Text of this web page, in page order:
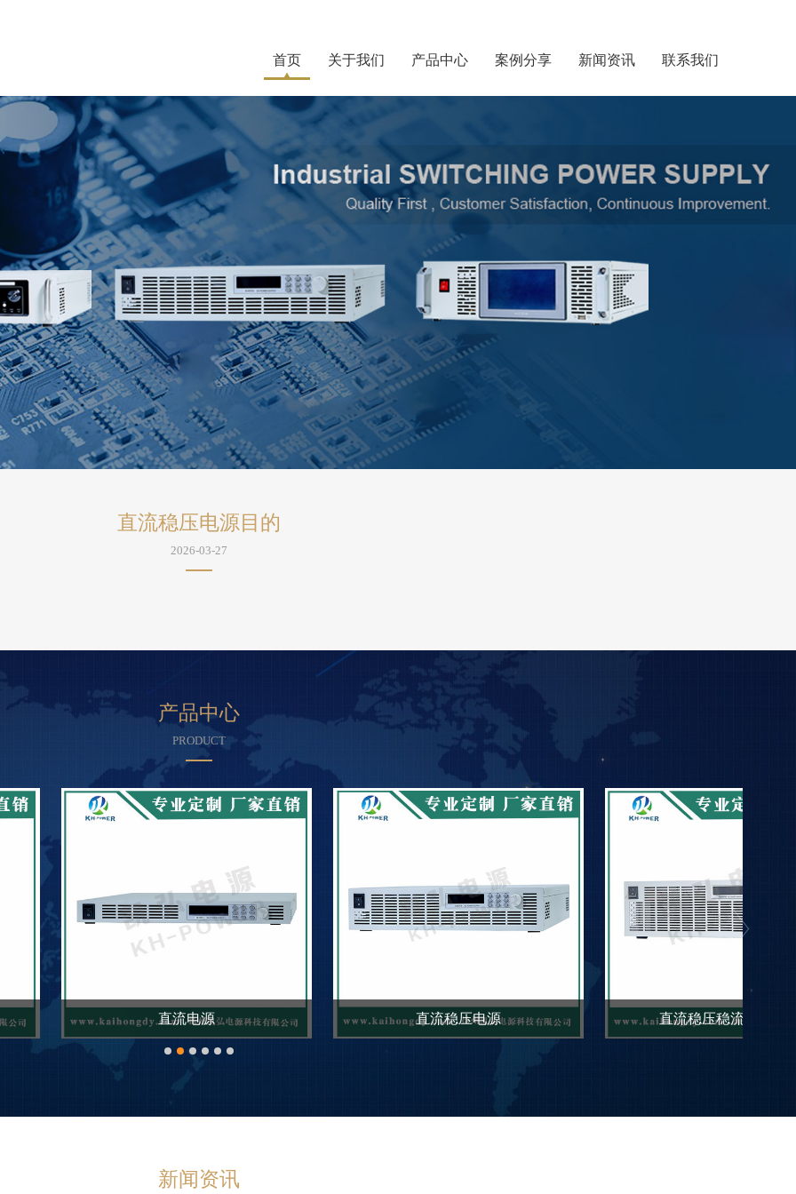
首页 关于我们 产品中心 案例分享 新闻资讯 联系我们
直流稳压电源目的
2026-03-27
产品中心
PRODUCT
直流稳压电源 直流稳压稳流开关电源 可编程直流稳压电源
新闻资讯